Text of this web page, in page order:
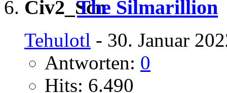
The Silmarillion
Tehulotl - 30. Januar
Antworten: 0
Hits: 6.490